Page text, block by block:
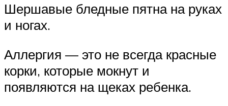
Шершавые бледные пятна на руках
и ногах.
Аллергия — это не всегда красные
корки, которые мокнут и
появляются на щеках ребенка.